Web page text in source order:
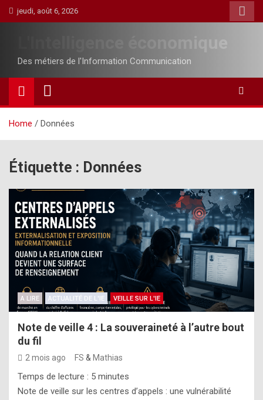
Skip
to
jeudi, août 6, 2026
Des métiers de l'Information Communication
Home Données
Étiquette : Données
A LIRE ACTUALITÉ DE L'IE VEILLE SUR L'IE
Note de veille 4 : La souveraineté à l’autre bout
du fil
2 mois ago FS & Mathias
Temps de lecture : 5 minutes
Note de veille sur les centres d’appels : une vulnérabilité